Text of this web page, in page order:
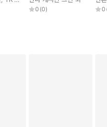
0 (0) 0